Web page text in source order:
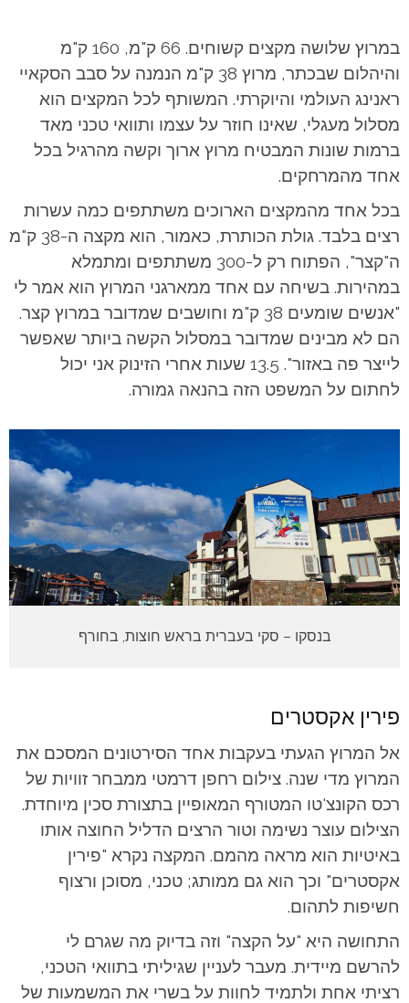
במרוץ שלושה מקצים קשוחים. 66 ק"מ, 160 ק"מ
והיהלום שבכתר, מרוץ 38 ק"מ הנמנה על סבב הסקאיי
ראנינג העולמי והיוקרתי. המשותף לכל המקצים הוא
מסלול מעגלי, שאינו חוזר על עצמו ותוואי טכני מאד
ברמות שונות המבטיח מרוץ ארוך וקשה מהרגיל בכל
אחד מהמרחקים.
בכל אחד מהמקצים הארוכים משתתפים כמה עשרות
רצים בלבד. גולת הכותרת, כאמור, הוא מקצה ה-38 ק"מ
ה"קצר", הפתוח רק ל-300 משתתפים ומתמלא
במהירות. בשיחה עם אחד ממארגני המרוץ הוא אמר לי
"אנשים שומעים 38 ק"מ וחושבים שמדובר במרוץ קצר.
הם לא מבינים שמדובר במסלול הקשה ביותר שאפשר
לייצר פה באזור". 13.5 שעות אחרי הזינוק אני יכול
לחתום על המשפט הזה בהנאה גמורה.
בנסקו – סקי בעברית בראש חוצות, בחורף
פירין אקסטרים
אל המרוץ הגעתי בעקבות אחד הסירטונים המסכם את
המרוץ מדי שנה. צילום רחפן דרמטי ממבחר זוויות של
רכס הקונצ'טו המטורף המאופיין בתצורת סכין מיוחדת.
הצילום עוצר נשימה וטור הרצים הדליל החוצה אותו
באיטיות הוא מראה מהמם. המקצה נקרא "פירין
אקסטרים" וכך הוא גם ממותג; טכני, מסוכן ורצוף
חשיפות לתהום.
התחושה היא "על הקצה" וזה בדיוק מה שגרם לי
להרשם מיידית. מעבר לעניין שגיליתי בתוואי הטכני,
רציתי אחת ולתמיד לחוות על בשרי את המשמעות של